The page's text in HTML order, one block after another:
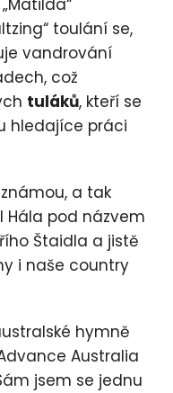
toulání se,
vandrování
což
tuláků, kteří se
hledajíce práci
a tak
Hála pod názvem
Štaidla a jistě
i naše country
hymně
Australia
jsem se jednu